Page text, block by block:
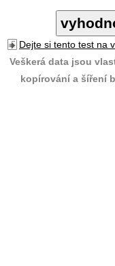
Dejte si tento test na
Veškerá data jsou
kopírování a šíření